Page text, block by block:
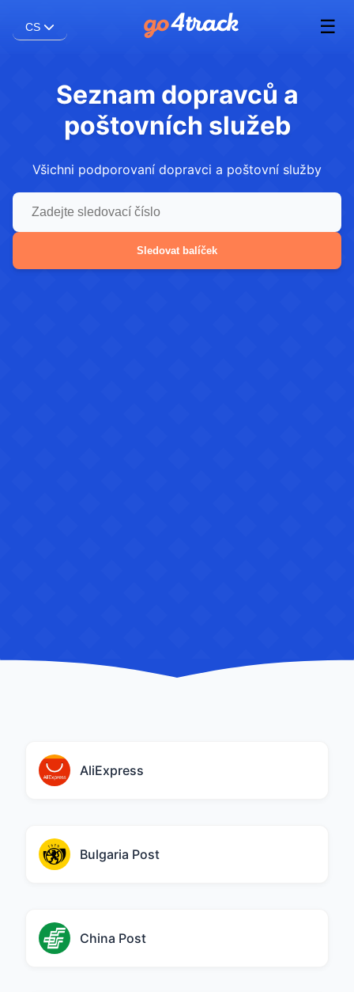
CS ☰
Seznam dopravců a
poštovních služeb
Všichni podporovaní dopravci a poštovní služby
Sledovat balíček
AliExpress
Bulgaria Post
China Post